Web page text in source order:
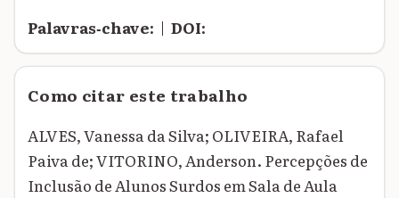
Palavras‑chave: | DOI:
Como citar este trabalho
ALVES, Vanessa da Silva; OLIVEIRA, Rafael
Paiva de; VITORINO, Anderson. Percepções de
Inclusão de Alunos Surdos em Sala de Aula